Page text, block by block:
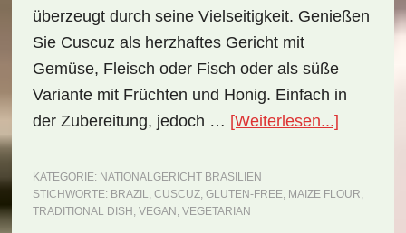
überzeugt durch seine Vielseitigkeit. Genießen
Sie Cuscuz als herzhaftes Gericht mit
Gemüse, Fleisch oder Fisch oder als süße
Variante mit Früchten und Honig. Einfach in
der Zubereitung, jedoch … [Weiterlesen...]
(Rezept)
KATEGORIE: NATIONALGERICHT BRASILIEN
STICHWORTE: BRAZIL, CUSCUZ, GLUTEN-FREE, MAIZE FLOUR,
TRADITIONAL DISH , VEGAN , VEGETARIAN